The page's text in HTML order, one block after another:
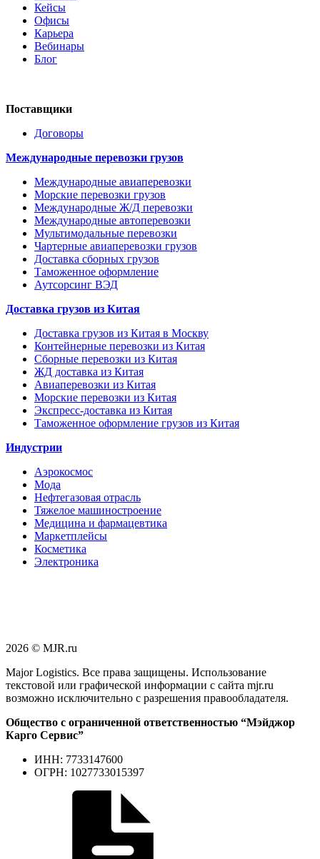
Кейсы
Офисы
Карьера
Вебинары
Блог
Поставщики
Договоры
Международные перевозки грузов
Международные авиаперевозки
Морские перевозки грузов
Международные Ж/Д перевозки
Международные автоперевозки
Мультимодальные перевозки
Чартерные авиаперевозки грузов
Доставка сборных грузов
Таможенное оформление
Аутсорсинг ВЭД
Доставка грузов из Китая
Доставка грузов из Китая в Москву
Контейнерные перевозки из Китая
Сборные перевозки из Китая
ЖД доставка из Китая
Авиаперевозки из Китая
Морские перевозки из Китая
Экспресс-доставка из Китая
Таможенное оформление грузов из Китая
Индустрии
Аэрокосмос
Мода
Нефтегазовая отрасль
Тяжелое машиностроение
Медицина и фармацевтика
Маркетплейсы
Косметика
Электроника
2026 © MJR.ru
Major Logistics. Все права защищены. Использование
текстовой или графической информации с сайта mjr.ru
возможно исключительно с разрешения правообладателя.
Общество с ограниченной ответственностью “Мэйджор
Карго Сервис”
ИНН: 7733147600
ОГРН: 1027733015397